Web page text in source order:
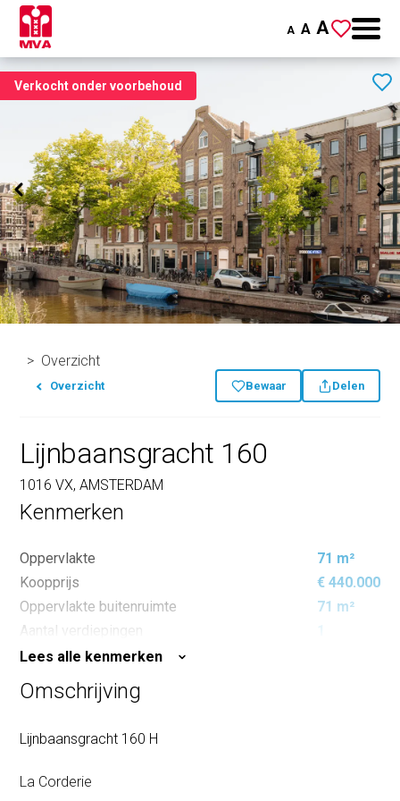
A A A
Verkocht onder voorbehoud
Overzicht
Overzicht Bewaar Delen
Lijnbaansgracht 160
1016 VX, AMSTERDAM
Kenmerken
Oppervlakte
71 m²
Koopprijs
€ 440.000
Oppervlakte buitenruimte
71 m²
Aantal verdiepingen
1
Lees alle kenmerken
Omschrijving
Lijnbaansgracht 160 H
La Corderie